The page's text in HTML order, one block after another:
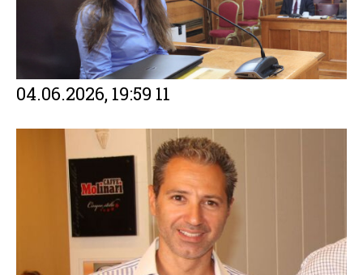
04.06.2026, 19:59 11